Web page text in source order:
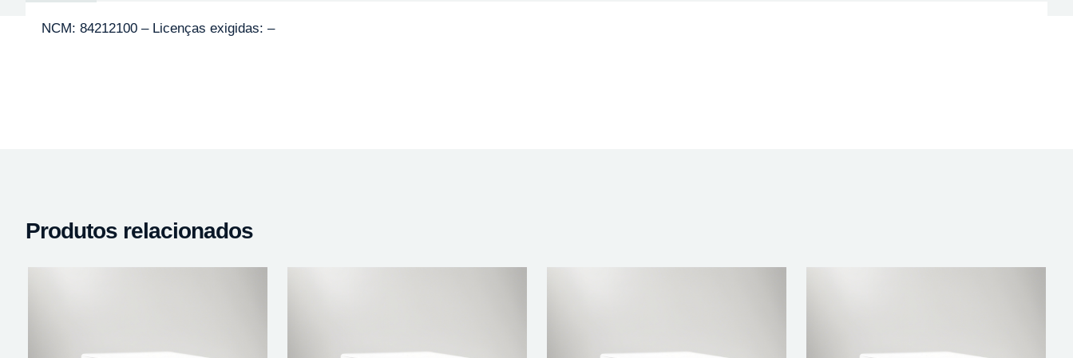
NCM: 84212100 – Licenças exigidas: –
Produtos relacionados